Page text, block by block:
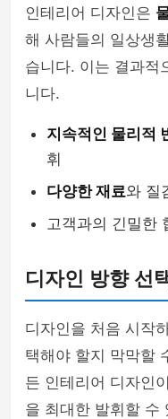
인테리어 디자인은
해 사람들의 일상생
습니다. 이는 결과적
니다.
지속적인 물리적
휘
다양한 재료와 질
고객과의 긴밀한
디자인 방향 선
디자인을 처음 시작
택해야 할지 막막할
든 인테리어 디자인
을 최대한 발휘할 수